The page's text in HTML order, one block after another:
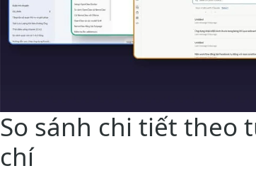
So sánh chi tiết theo
chí